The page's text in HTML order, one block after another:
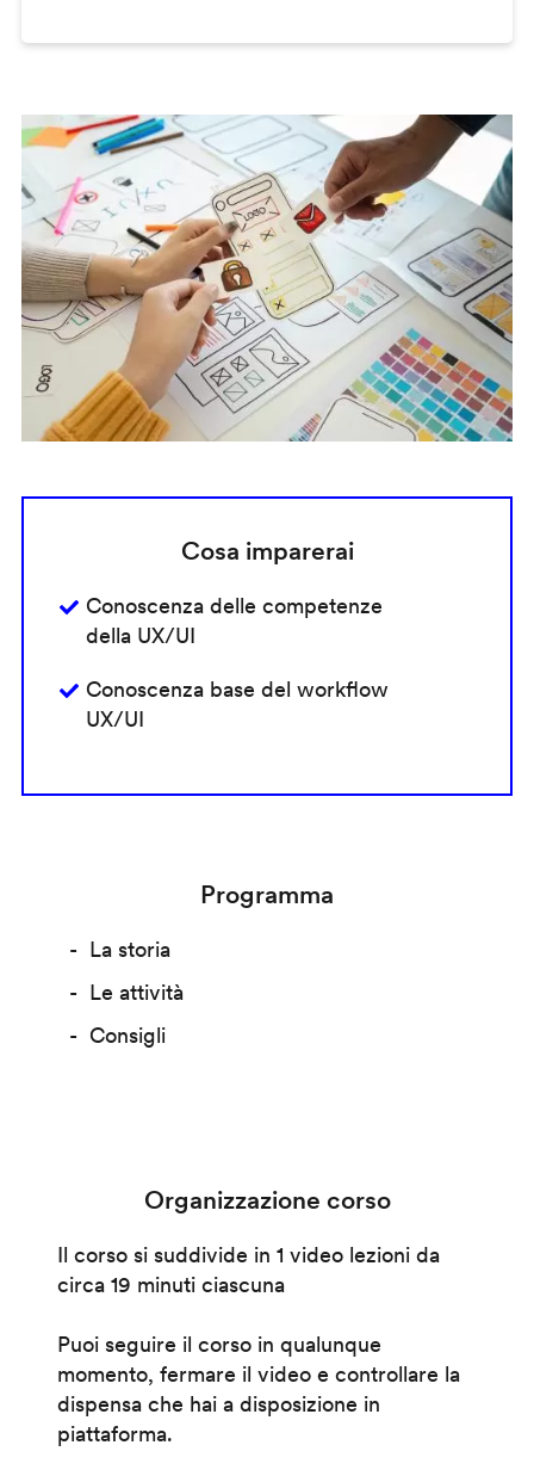
Cosa imparerai
Conoscenza delle competenze
della UX/UI
Conoscenza base del workflow
UX/UI
Programma
La storia
Le attività
Consigli
Organizzazione corso
Il corso si suddivide in 1 video lezioni da
circa 19 minuti ciascuna
Puoi seguire il corso in qualunque
momento, fermare il video e controllare la
dispensa che hai a disposizione in
piattaforma.